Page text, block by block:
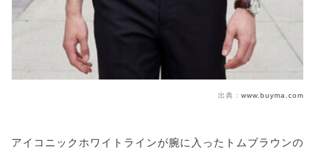
出典： www.buyma.com
アイコニックホワイトラインが腕に入ったトムブラウンの